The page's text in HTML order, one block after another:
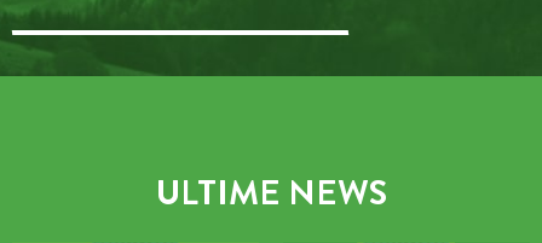
Email Address::: (required)
ULTIME NEWS